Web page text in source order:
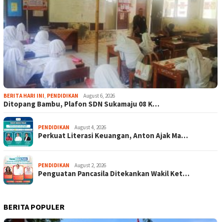
BERITA HARI INI, PENDIDIKAN August 6, 2026
Ditopang Bambu, Plafon SDN Sukamaju 08 K…
PENDIDIKAN August 4, 2026
Perkuat Literasi Keuangan, Anton Ajak Ma…
PENDIDIKAN August 2, 2026
Penguatan Pancasila Ditekankan Wakil Ket…
BERITA POPULER